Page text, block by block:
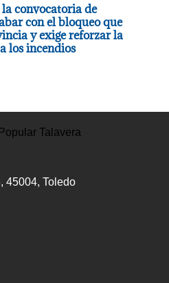
convocatoria de
con el bloqueo que
y exige reforzar la
los incendios
45004, Toledo